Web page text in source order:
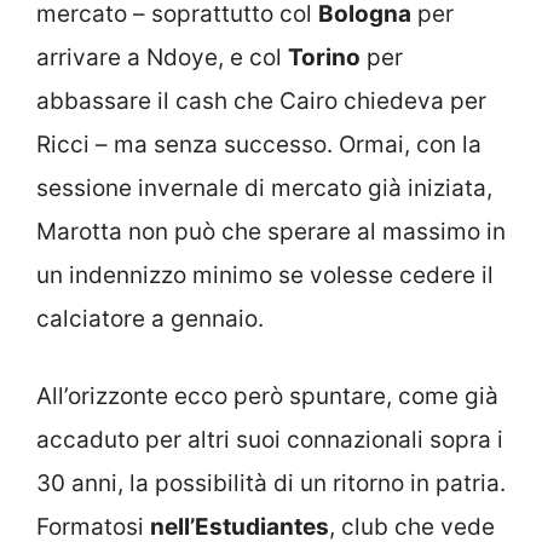
mercato – soprattutto col Bologna per
arrivare a Ndoye, e col Torino per
abbassare il cash che Cairo chiedeva per
Ricci – ma senza successo. Ormai, con la
sessione invernale di mercato già iniziata,
Marotta non può che sperare al massimo in
un indennizzo minimo se volesse cedere il
calciatore a gennaio.
All’orizzonte ecco però spuntare, come già
accaduto per altri suoi connazionali sopra i
30 anni, la possibilità di un ritorno in patria.
Formatosi nell’Estudiantes, club che vede